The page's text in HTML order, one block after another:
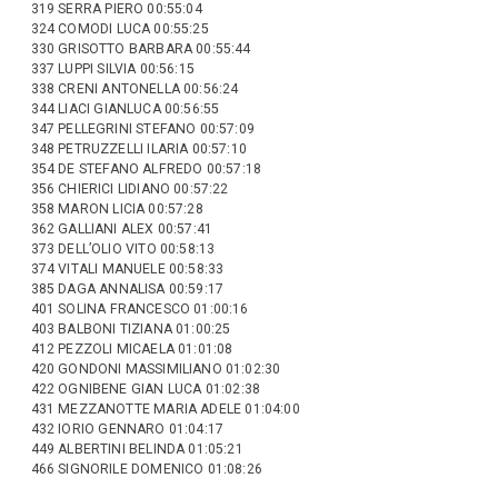
319 SERRA PIERO 00:55:04
324 COMODI LUCA 00:55:25
330 GRISOTTO BARBARA 00:55:44
337 LUPPI SILVIA 00:56:15
338 CRENI ANTONELLA 00:56:24
344 LIACI GIANLUCA 00:56:55
347 PELLEGRINI STEFANO 00:57:09
348 PETRUZZELLI ILARIA 00:57:10
354 DE STEFANO ALFREDO 00:57:18
356 CHIERICI LIDIANO 00:57:22
358 MARON LICIA 00:57:28
362 GALLIANI ALEX 00:57:41
373 DELL’OLIO VITO 00:58:13
374 VITALI MANUELE 00:58:33
385 DAGA ANNALISA 00:59:17
401 SOLINA FRANCESCO 01:00:16
403 BALBONI TIZIANA 01:00:25
412 PEZZOLI MICAELA 01:01:08
420 GONDONI MASSIMILIANO 01:02:30
422 OGNIBENE GIAN LUCA 01:02:38
431 MEZZANOTTE MARIA ADELE 01:04:00
432 IORIO GENNARO 01:04:17
449 ALBERTINI BELINDA 01:05:21
466 SIGNORILE DOMENICO 01:08:26